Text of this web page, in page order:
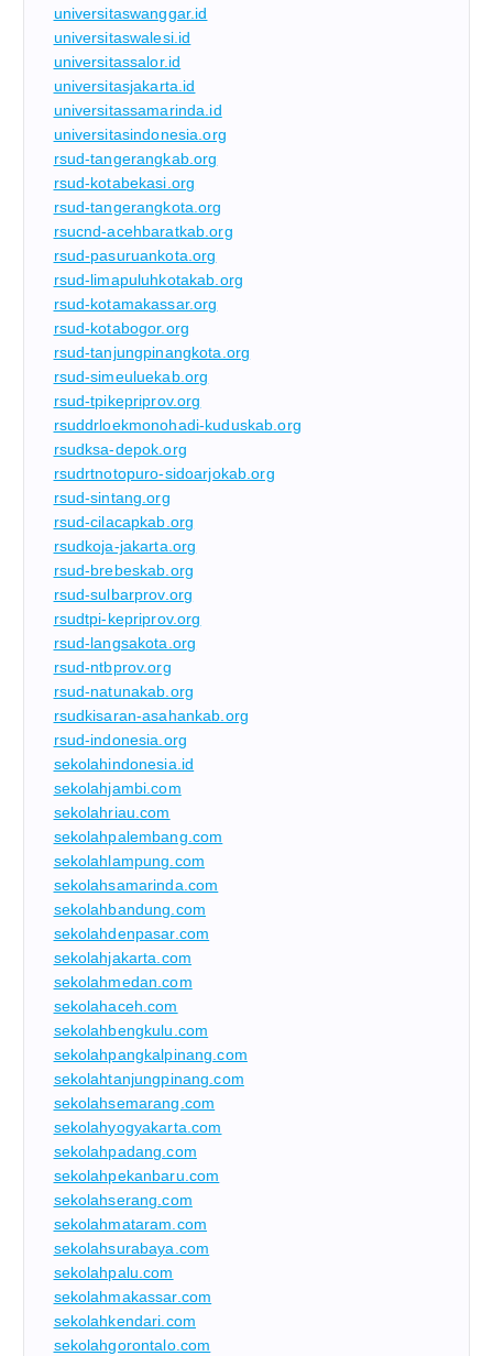
universitaswanggar.id
universitaswalesi.id
universitassalor.id
universitasjakarta.id
universitassamarinda.id
universitasindonesia.org
rsud-tangerangkab.org
rsud-kotabekasi.org
rsud-tangerangkota.org
rsucnd-acehbaratkab.org
rsud-pasuruankota.org
rsud-limapuluhkotakab.org
rsud-kotamakassar.org
rsud-kotabogor.org
rsud-tanjungpinangkota.org
rsud-simeuluekab.org
rsud-tpikepriprov.org
rsuddrloekmonohadi-kuduskab.org
rsudksa-depok.org
rsudrtnotopuro-sidoarjokab.org
rsud-sintang.org
rsud-cilacapkab.org
rsudkoja-jakarta.org
rsud-brebeskab.org
rsud-sulbarprov.org
rsudtpi-kepriprov.org
rsud-langsakota.org
rsud-ntbprov.org
rsud-natunakab.org
rsudkisaran-asahankab.org
rsud-indonesia.org
sekolahindonesia.id
sekolahjambi.com
sekolahriau.com
sekolahpalembang.com
sekolahlampung.com
sekolahsamarinda.com
sekolahbandung.com
sekolahdenpasar.com
sekolahjakarta.com
sekolahmedan.com
sekolahaceh.com
sekolahbengkulu.com
sekolahpangkalpinang.com
sekolahtanjungpinang.com
sekolahsemarang.com
sekolahyogyakarta.com
sekolahpadang.com
sekolahpekanbaru.com
sekolahserang.com
sekolahmataram.com
sekolahsurabaya.com
sekolahpalu.com
sekolahmakassar.com
sekolahkendari.com
sekolahgorontalo.com